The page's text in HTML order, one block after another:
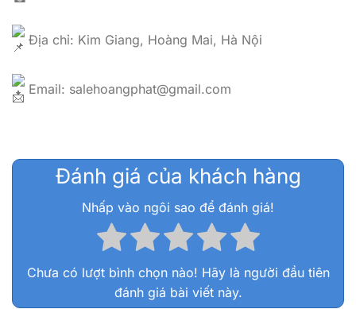
Địa chỉ: Kim Giang, Hoàng Mai, Hà Nội
Email: salehoangphat@gmail.com
Đánh giá của khách hàng
Nhấp vào ngôi sao để đánh giá!
Chưa có lượt bình chọn nào! Hãy là người đầu tiên
đánh giá bài viết này.